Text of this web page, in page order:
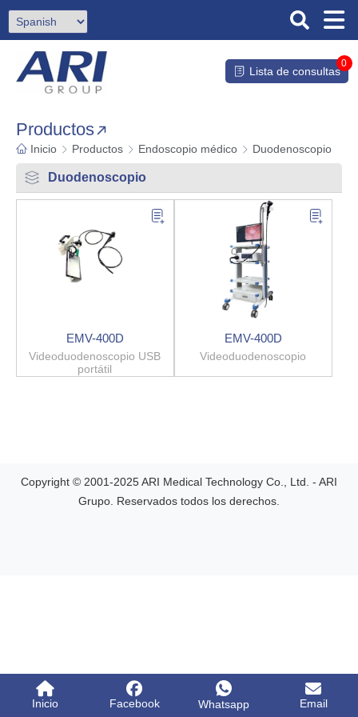
Lista de consultas
0
Productos
Inicio Productos Endoscopio médico Duodenoscopio
Duodenoscopio
EMV-400D
Videoduodenoscopio USB
portátil
EMV-400D
Videoduodenoscopio
Copyright © 2001-2025 ARI Medical Technology Co., Ltd. - ARI
Grupo. Reservados todos los derechos.
Inicio Facebook Whatsapp Email